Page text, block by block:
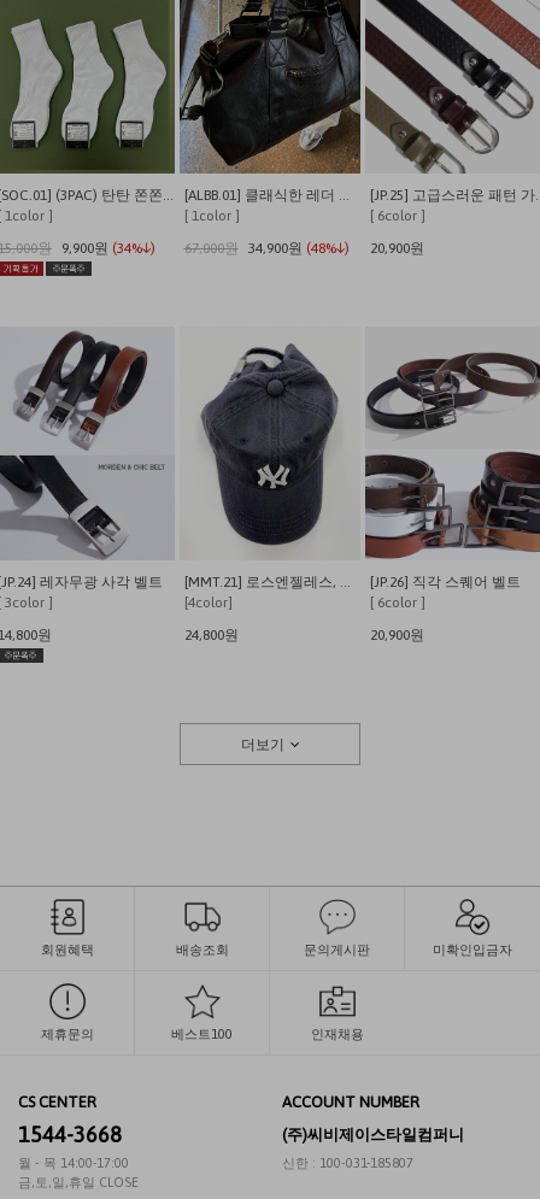
[SOC.01] (3PAC) 탄탄 쫀쫀 발이 편안한 쿠셔닝 사계절 데일리양말
1color ]
원
9,900원 (34%↓)
[ALBB.01] 클래식한 레더 크로스 보스턴백
[ 1color ]
67,000원
34,900원 (48%↓)
[JP.25]
[ 6color ]
20,900원
레자무광 사각 벨트
3color ]
원
[MMT.21] 로스엔젤레스, 뉴욕 워싱 캡
[4color]
24,800원
[JP.26] 직각 스퀘어 벨트
[ 6color ]
20,900원
더보기
회원혜택 배송조회 문의게시판 미확인입금자
제휴문의 베스트100 인재채용
CS CENTER
1544-3668
월 - 목 14:00-17:00
금,토,일,휴일 CLOSE
ACCOUNT NUMBER
(주)씨비제이스타일컴퍼니
신한 : 100-031-185807